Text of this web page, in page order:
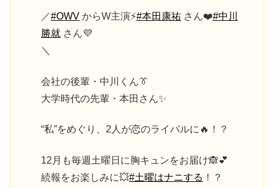
／#OWV からW主演⚡️#本田康祐 さん❤️#中川
勝就 さん💜
＼
会社の後輩・中川くん👔
大学時代の先輩・本田さん✨
“私”をめぐり、2人が恋のライバルに🔥！？
12月も毎週土曜日に胸キュンをお届け🙈💕
続報をお楽しみに💥#土曜はナニする ！？